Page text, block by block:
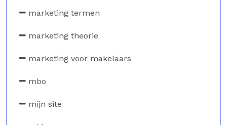
marketing termen
marketing theorie
marketing voor makelaars
mbo
mijn site